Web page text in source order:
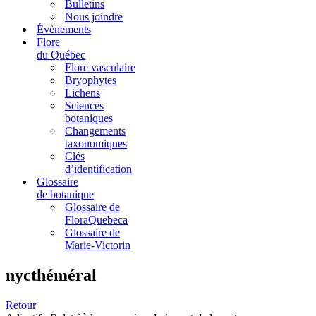
Bulletins
Nous joindre
Évènements
Flore
du Québec
Flore vasculaire
Bryophytes
Lichens
Sciences
botaniques
Changements
taxonomiques
Clés
d’identification
Glossaire
de botanique
Glossaire de
FloraQuebeca
Glossaire de
Marie-Victorin
nycthéméral
Retour